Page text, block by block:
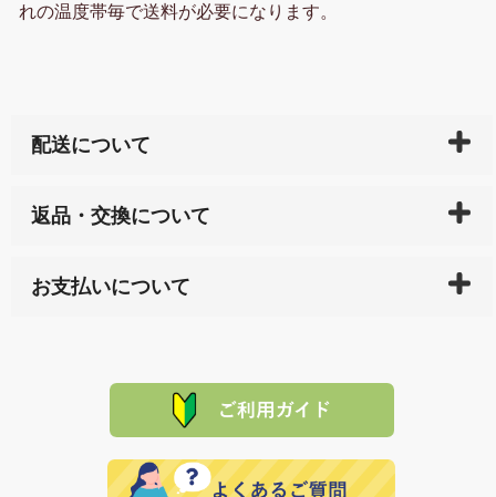
れの温度帯毎で送料が必要になります。
配送について
天ペイ」の方はご注文受付後）、 長崎県下全域に点在
サイト内で購入された商品の送料は、こちらの
全国送
れの生産メーカーからお客様の元へ直送いたしますの
で、 それぞれ個別に送料が必要になります。
返品・交換について
または配送途中の 事故などで不都合が生じている場合
品代金を返金いたします。）
その際は誠に申し訳ありませんが、当協会までご注文
願いいたします。
お支払いについて
た場合、お客様からの ご入金を確認した後で、商品を
※「クレジットカード」「PayPay」「楽天ペイ」を指
定された場合は、準備出来次第の便にてお送りいたし